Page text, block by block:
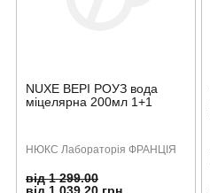
NUXE ВЕРІ РОУЗ вода
міцелярна 200мл 1+1
НЮКС Лабораторія ФРАНЦІЯ
від 1 299.00
від 1 039.20 грн